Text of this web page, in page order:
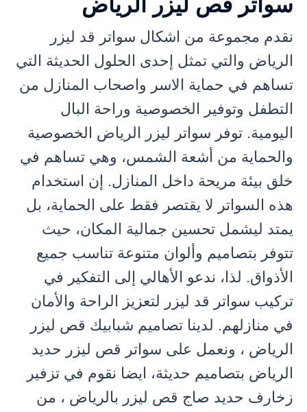
سواتر قص ليزر الرياض
نقدم مجموعة من اشكال سواتر قد ليزر
الرياض والتي تمثل إحدى الحلول الحديثة التي
تساهم في حماية الاسر واصحاب المنازل من
التطفل وتوفير الخصوصية وراحة البال
اليومية. توفر سواتر ليزر الرياض الخصوصية
والحماية من أشعة الشمس، وهي تساهم في
خلق بيئة مريحة داخل المنازل. إن استخدام
هذه السواتر لا يقتصر فقط على الحماية، بل
يمتد ليشمل تحسين جمالية المكان، حيث
تتوفر بتصاميم وألوان متنوعة تناسب جميع
الأذواق. لذا، ندعو الأهالي إلى التفكير في
تركيب سواتر قد ليزر لتعزيز الراحة والأمان
في منازلهم. لدينا تصاميم شبابيك قص ليزر
الرياض ، ونعمل على سواتر قص ليزر حديد
الرياض بتصاميم حديثة، ايضا نقوم في تزفير
زخارف حديد صاج قص ليزر بالرياض ، من